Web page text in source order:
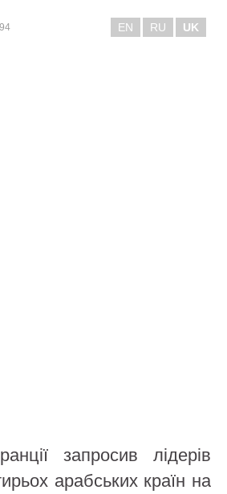
EN RU UK
запросив лідерів
арабських країн на